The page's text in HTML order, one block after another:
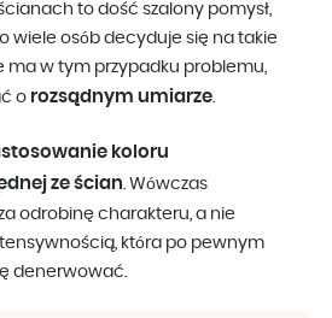
to dość szalony pomysł,
wiele osób decyduje się na takie
ma w tym przypadku problemu,
o rozsądnym umiarze.
koloru
ze ścian. Wówczas
odrobinę charakteru, a nie
która po pewnym
denerwować.